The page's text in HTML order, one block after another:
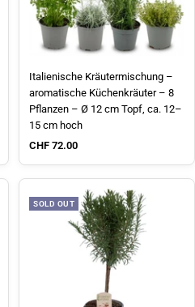
Italienische Kräutermischung –
aromatische Küchenkräuter – 8
Pflanzen – Ø 12 cm Topf, ca. 12–
15 cm hoch
Sale price
CHF 72.00
SOLD OUT